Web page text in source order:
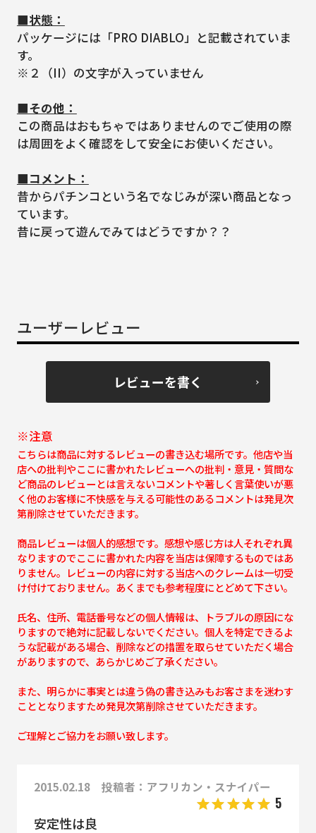
■状態：
パッケージには「PRO DIABLO」と記載されていま
す。
※２（II）の文字が入っていません
■その他：
この商品はおもちゃではありませんのでご使用の際
は周囲をよく確認をして安全にお使いください。
■コメント：
昔からパチンコという名でなじみが深い商品となっ
ています。
昔に戻って遊んでみてはどうですか？？
ユーザーレビュー
レビューを書く
※注意
こちらは商品に対するレビューの書き込む場所です。他店や当
店への批判やここに書かれたレビューへの批判・意見・質問な
ど商品のレビューとは言えないコメントや著しく言葉使いが悪
く他のお客様に不快感を与える可能性のあるコメントは発見次
第削除させていただきます。
商品レビューは個人的感想です。感想や感じ方は人それぞれ異
なりますのでここに書かれた内容を当店は保障するものではあ
りません。レビューの内容に対する当店へのクレームは一切受
け付けておりません。あくまでも参考程度にとどめて下さい。
氏名、住所、電話番号などの個人情報は、トラブルの原因にな
りますので絶対に記載しないでください。個人を特定できるよ
うな記載がある場合、削除などの措置を取らせていただく場合
がありますので、あらかじめご了承ください。
また、明らかに事実とは違う偽の書き込みもお客さまを迷わす
こととなりますため発見次第削除させていただきます。
ご理解とご協力をお願い致します。
2015.02.18 投稿者：アフリカン・スナイパー
5
安定性は良